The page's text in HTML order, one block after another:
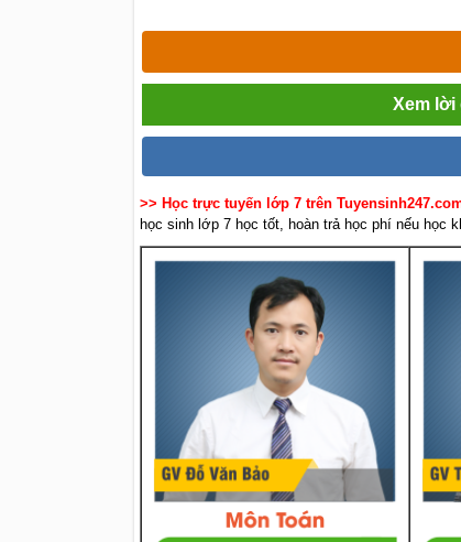
Xem lời
>> Học trực tuyến lớp 7 trên
học sinh lớp 7 học tốt, hoàn trả học phí nếu học